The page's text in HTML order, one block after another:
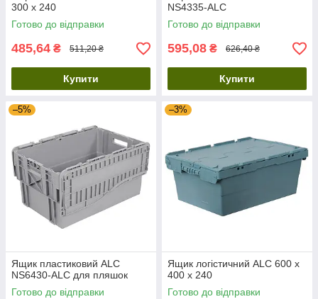
300 х 240
Готово до відправки
485,64 ₴ 511,20 ₴
Купити
NS4335-ALC
Готово до відправки
595,08 ₴ 626,40 ₴
Купити
–5%
Ящик пластиковий ALC
NS6430-ALC для пляшок
Готово до відправки
–3%
Ящик логістичний ALC 600 х
400 х 240
Готово до відправки